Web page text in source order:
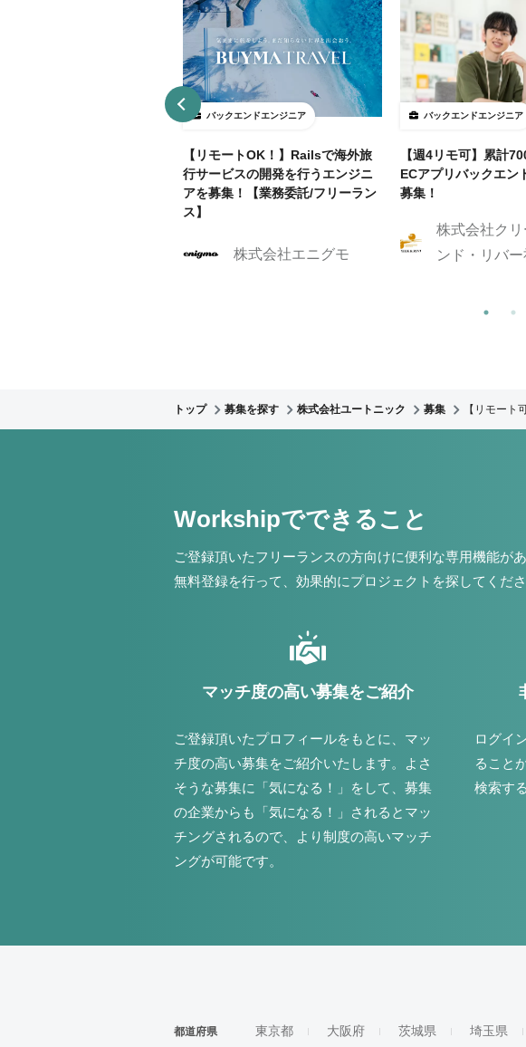
バックエンドエンジニア
【リモートOK！】Railsで海外旅
行サービスの開発を行うエンジニ
アを募集！【業務委託/フリーラン
ス】
株式会社エニグモ
バックエンドエンジニア
【週4リモ可】累計
ECアプリバックエン
募集！
株式会社ク
ンド・リバー
トップ 募集を探す 株式会社ユートニック 募集 【リモート
Workshipでできること
ご登録頂いたフリーランスの方向けに便利な専用機能があ
無料登録を行って、効果的にプロジェクトを探してくださ
マッチ度の高い募集をご紹介
ご登録頂いたプロフィールをもとに、マッ
チ度の高い募集をご紹介いたします。よさ
そうな募集に「気になる！」をして、募集
の企業からも「気になる！」されるとマッ
チングされるので、より制度の高いマッチ
ングが可能です。
ログイ
ること
検索す
都道府県 東京都 大阪府 茨城県 埼玉県